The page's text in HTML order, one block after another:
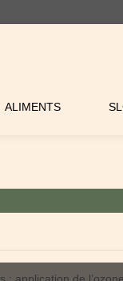
ALIMENTS